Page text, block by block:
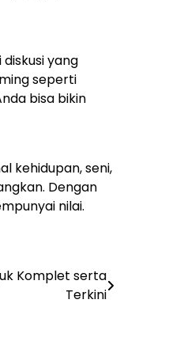
yang
seperti
bisa bikin
kehidupan, seni,
Dengan
nilai.
Komplet serta
Terkini